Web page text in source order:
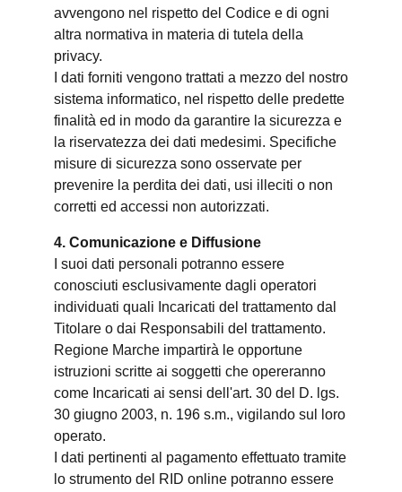
avvengono nel rispetto del Codice e di ogni
altra normativa in materia di tutela della
privacy.
I dati forniti vengono trattati a mezzo del nostro
sistema informatico, nel rispetto delle predette
finalità ed in modo da garantire la sicurezza e
la riservatezza dei dati medesimi. Specifiche
misure di sicurezza sono osservate per
prevenire la perdita dei dati, usi illeciti o non
corretti ed accessi non autorizzati.
4. Comunicazione e Diffusione
I suoi dati personali potranno essere
conosciuti esclusivamente dagli operatori
individuati quali Incaricati del trattamento dal
Titolare o dai Responsabili del trattamento.
Regione Marche impartirà le opportune
istruzioni scritte ai soggetti che opereranno
come Incaricati ai sensi dell'art. 30 del D. lgs.
30 giugno 2003, n. 196 s.m., vigilando sul loro
operato.
I dati pertinenti al pagamento effettuato tramite
lo strumento del RID online potranno essere